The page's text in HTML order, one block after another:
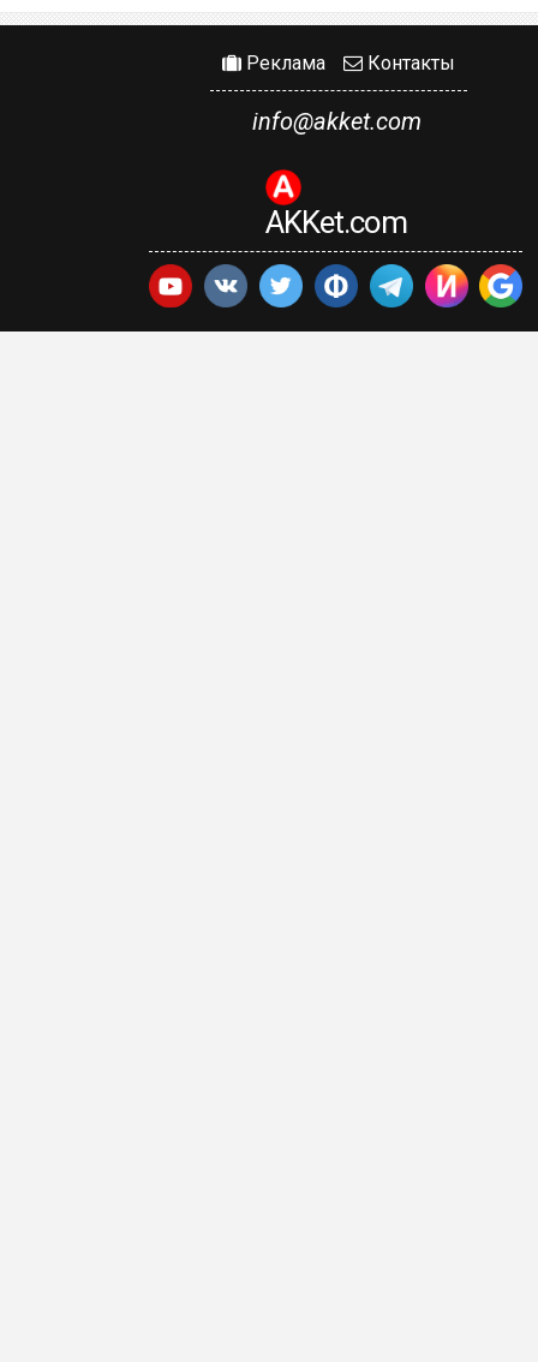
Реклама Контакты
info@akket.com
AKKet.com